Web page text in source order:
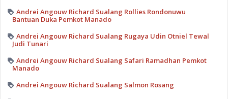
Andrei Angouw Richard Sualang Rollies Rondonuwu
Bantuan Duka Pemkot Manado
Andrei Angouw Richard Sualang Rugaya Udin Otniel Tewal
Judi Tunari
Andrei Angouw Richard Sualang Safari Ramadhan Pemkot
Manado
Andrei Angouw Richard Sualang Salmon Rosang